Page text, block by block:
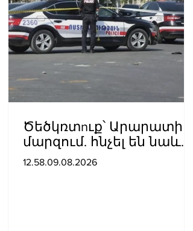
Ծեծկռտnւք՝ Արարատի
մարզում. հնչել են նաև
կրակnցներ, կան 10-ից
12.58.09.08.2026